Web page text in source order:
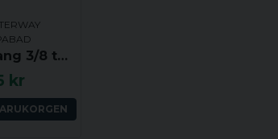
Tryckslang 3/8 tum (YD ca 14 mm, ID ca 9.5 mm) per dm
kr